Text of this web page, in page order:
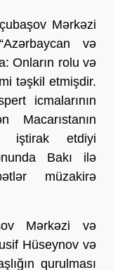
Mərkəzi
və
Onların rolu və
təşkil etmişdir.
icmalarının
Macarıstanın
iştirak etdiyi
Bakı ilə
müzakirə
Mərkəzi və
Hüseynov və
qurulması